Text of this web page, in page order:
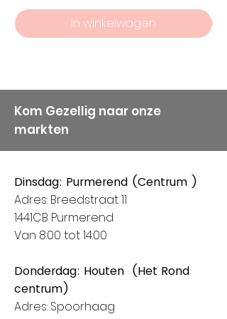
In winkelwagen
Kom Gezellig naar onze
markten
Dinsdag: Purmerend (Centrum )
Adres: Breedstraat 11
1441CB Purmerend
Van 8:00 tot 14:00
Donderdag: Houten (Het Rond
centrum)
Adres: Spoorhaag